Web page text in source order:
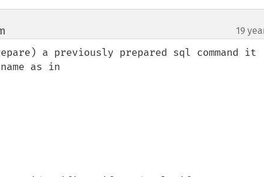
19
a previously prepared sql command it
as in